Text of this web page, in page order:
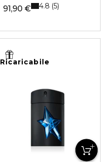
91,90 € 4.8 5
Ricaricabile